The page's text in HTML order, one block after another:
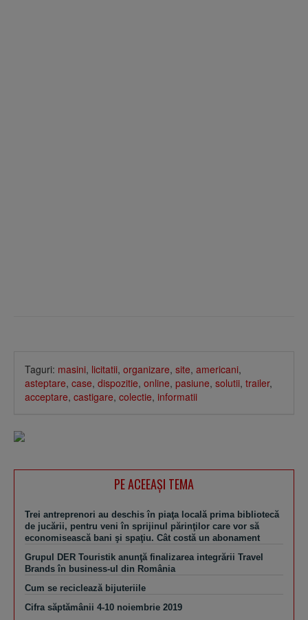
Taguri: masini, licitatii, organizare, site, americani,
asteptare, case, dispozitie, online, pasiune, solutii, trailer,
acceptare, castigare, colectie, informatii
PE ACEEAŞI TEMA
Trei antreprenori au deschis în piaţa locală prima bibliotecă
de jucării, pentru veni în sprijinul părinţilor care vor să
economisească bani şi spaţiu. Cât costă un abonament
Grupul DER Touristik anunţă finalizarea integrării Travel
Brands în business-ul din România
Cum se reciclează bijuteriile
Cifra săptămânii 4-10 noiembrie 2019